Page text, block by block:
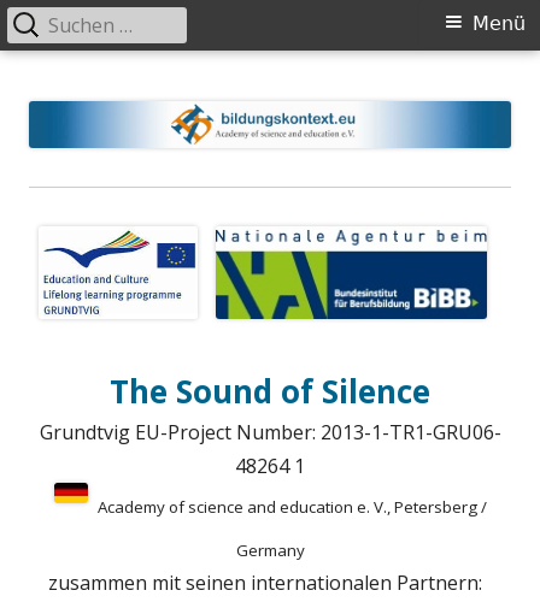
zum
Inhalt
Primäres
Menü
Suchen
nach:
The Sound of Silence
Grundtvig EU-Project Number: 2013-1-TR1-GRU06-
48264 1
Academy of science and education e. V., Petersberg /
Germany
zusammen mit seinen internationalen Partnern: